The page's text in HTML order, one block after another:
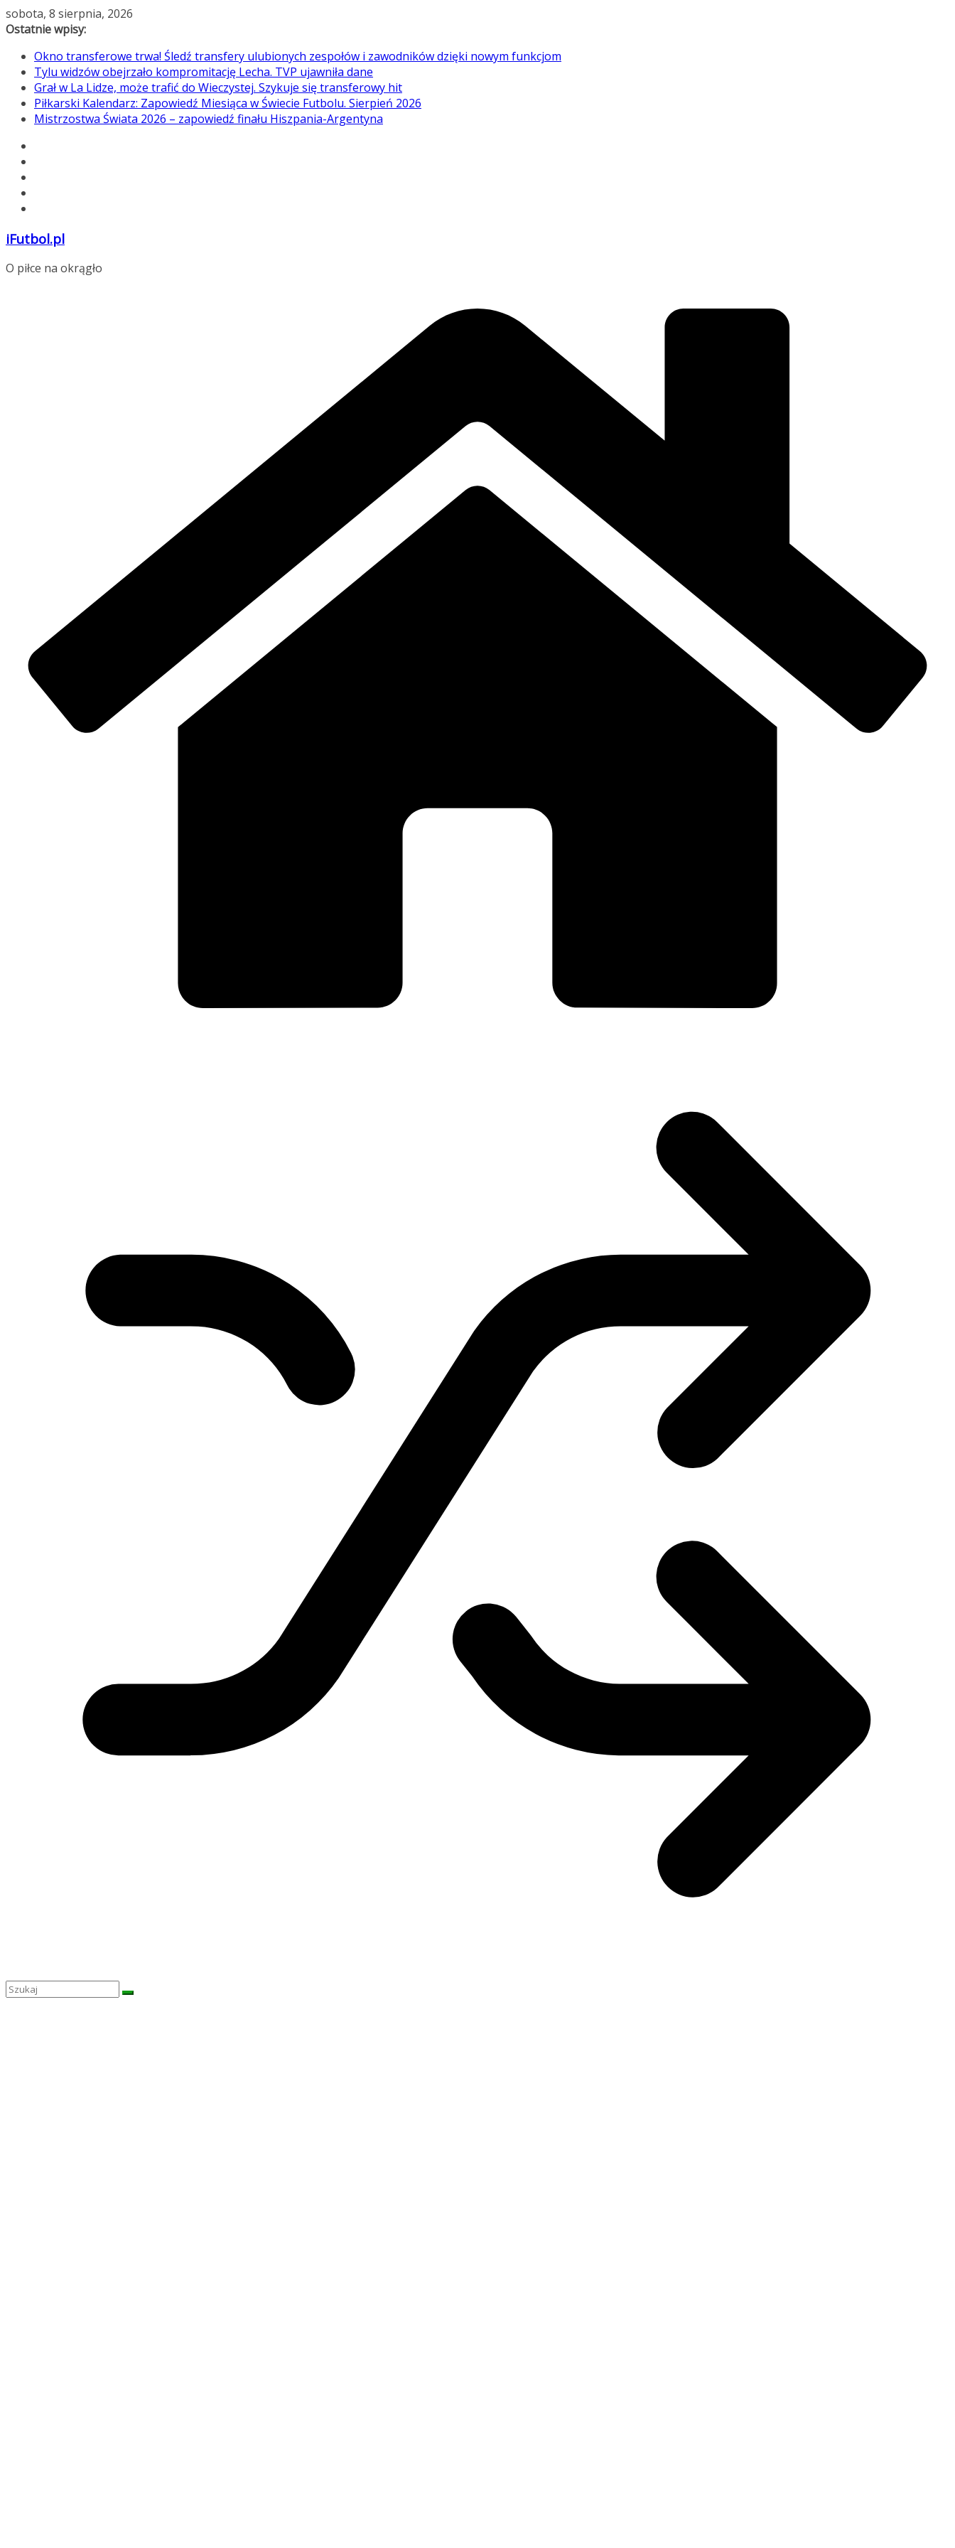
Przejdź
do
sobota, 8 sierpnia, 2026
Ostatnie wpisy:
Okno transferowe trwa! Śledź transfery ulubionych zespołów i zawodników dzięki nowym funkcjom
Tylu widzów obejrzało kompromitację Lecha. TVP ujawniła dane
Grał w La Lidze, może trafić do Wieczystej. Szykuje się transferowy hit
Piłkarski Kalendarz: Zapowiedź Miesiąca w Świecie Futbolu. Sierpień 2026
Mistrzostwa Świata 2026 – zapowiedź finału Hiszpania-Argentyna
iFutbol.pl
O piłce na okrągło